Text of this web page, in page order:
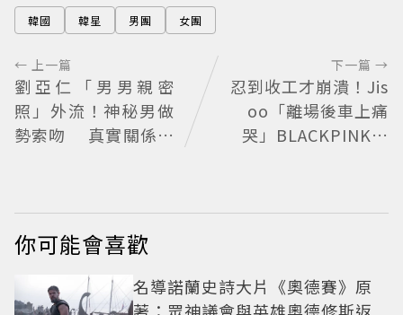
韓國 韓星 男團 女團
← 上一篇
劉亞仁「男男親密
照」外流！神秘男做
勢索吻 真實關係引
下一篇 →
忍到收工才崩潰！Jis
oo「離場後車上痛
哭」BLACKPINK歡
你可能會喜歡
名導諾蘭史詩大片《奧德賽》原